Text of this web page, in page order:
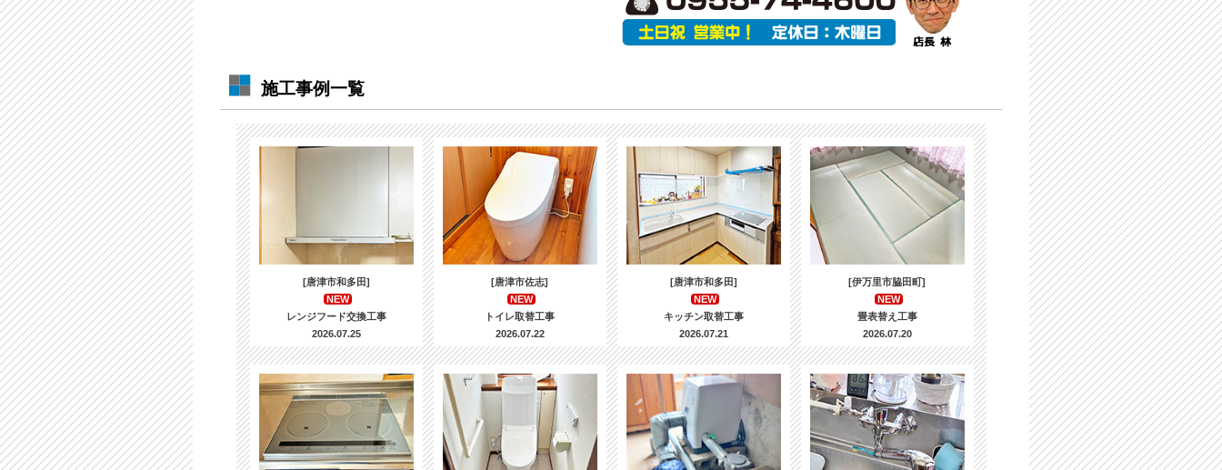
施工事例一覧
[唐津市和多田]
NEW
レンジフード交換工事
2026.07.25
[唐津市佐志]
NEW
トイレ取替工事
2026.07.22
[唐津市和多田]
NEW
キッチン取替工事
2026.07.21
[伊万里市脇田町]
NEW
畳表替え工事
2026.07.20